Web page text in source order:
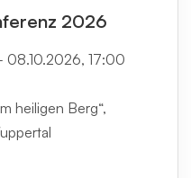
2026
08.10.2026, 17:00
heiligen Berg“,